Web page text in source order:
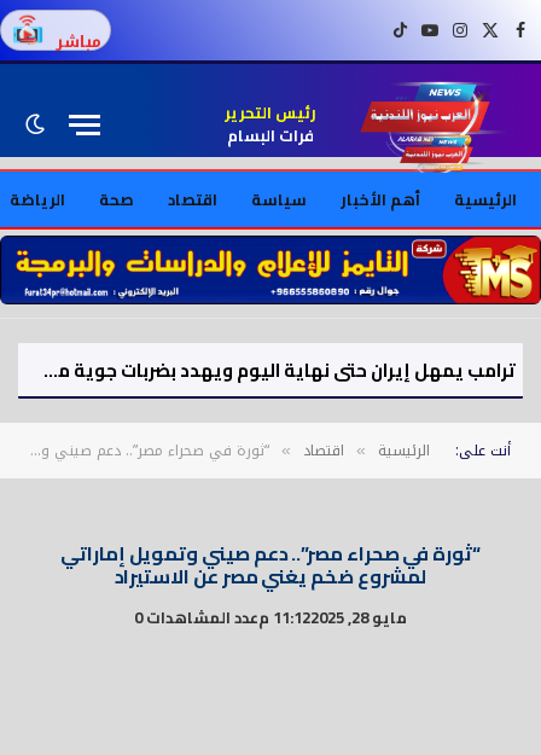
فيسبوكX (Twitter)
إنستغراميوتيوبتيك توك مباشر
رئيس التحرير
فرات البسام
الرئيسية أهم الأخبار سياسة اقتصاد صحة الرياضة
ترامب يمهل إيران حتى نهاية اليوم ويهدد بضربات جوية مدمرة
أنت على: الرئيسية » اقتصاد » “ثورة في صحراء مصر”.. دعم صيني وتمويل إماراتي لمشروع ضخم يغني مصر عن الاستيراد
“ثورة في صحراء مصر”.. دعم صيني وتمويل إماراتي
لمشروع ضخم يغني مصر عن الاستيراد
مايو 28, 2025 11:12 م عدد المشاهدات 0